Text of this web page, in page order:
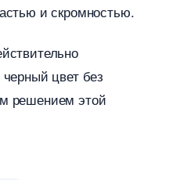
и скромностью.
цвет без
решением этой